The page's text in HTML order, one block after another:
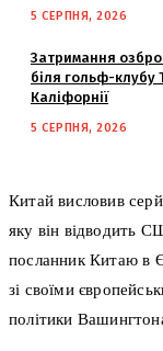
5 СЕРПНЯ, 2026
Затримання
біля гольф-клубу
Каліфорнії
5 СЕРПНЯ, 2026
Китай висловив
яку він відводить
посланник Китаю в
зі своїми
політики